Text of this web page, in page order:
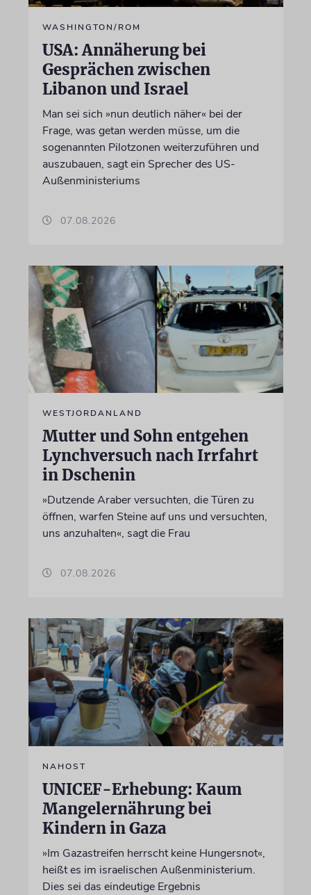
WASHINGTON/ROM
USA: Annäherung bei
Gesprächen zwischen
Libanon und Israel
Man sei sich »nun deutlich näher« bei der
Frage, was getan werden müsse, um die
sogenannten Pilotzonen weiterzuführen und
auszubauen, sagt ein Sprecher des US-
Außenministeriums
07.08.2026
WESTJORDANLAND
Mutter und Sohn entgehen
Lynchversuch nach Irrfahrt
in Dschenin
»Dutzende Araber versuchten, die Türen zu
öffnen, warfen Steine auf uns und versuchten,
uns anzuhalten«, sagt die Frau
07.08.2026
NAHOST
UNICEF-Erhebung: Kaum
Mangelernährung bei
Kindern in Gaza
»Im Gazastreifen herrscht keine Hungersnot«,
heißt es im israelischen Außenministerium.
Dies sei das eindeutige Ergebnis